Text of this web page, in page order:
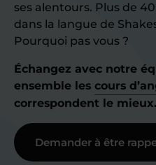
ses alentours. Plus de
dans la langue de
Pourquoi pas vous ?
Échangez avec notre
ensemble les cours
correspondent le mieux.
Demander à être